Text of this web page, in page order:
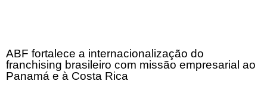
ABF fortalece a internacionalização do
franchising brasileiro com missão empresarial ao
Panamá e à Costa Rica